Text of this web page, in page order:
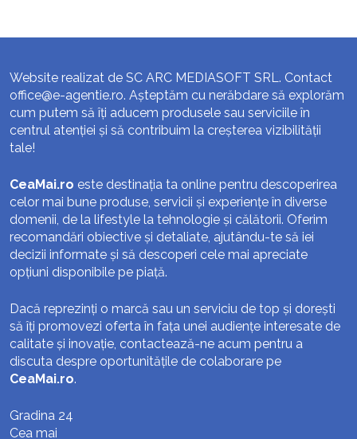
Website realizat de SC ARC MEDIASOFT SRL. Contact
office@e-agentie.ro. Așteptăm cu nerăbdare să explorăm
cum putem să îți aducem produsele sau serviciile în
centrul atenției și să contribuim la creșterea vizibilității
tale!
CeaMai.ro este destinația ta online pentru descoperirea
celor mai bune produse, servicii și experiențe în diverse
domenii, de la lifestyle la tehnologie și călătorii. Oferim
recomandări obiective și detaliate, ajutându-te să iei
decizii informate și să descoperi cele mai apreciate
opțiuni disponibile pe piață.
Dacă reprezinți o marcă sau un serviciu de top și dorești
să îți promovezi oferta în fața unei audiențe interesate de
calitate și inovație, contactează-ne acum pentru a
discuta despre oportunitățile de colaborare pe
CeaMai.ro.
Gradina 24
Cea mai